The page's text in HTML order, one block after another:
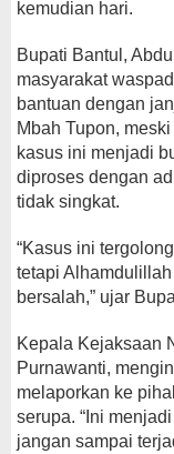
kemudian hari.
Bupati Bantul,
masyarakat
bantuan dengan
Mbah Tupon,
kasus ini menjadi
diproses dengan
tidak singkat.
“Kasus ini
tetapi
bersalah,” ujar
Kepala Kejaksaan
Purnawanti,
melaporkan ke
serupa. “Ini
jangan sampai